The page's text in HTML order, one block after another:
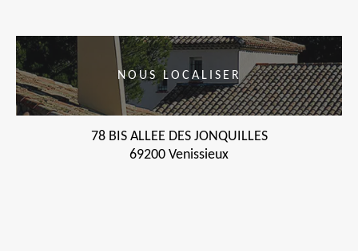
NOUS LOCALISER
78 BIS ALLEE DES JONQUILLES
69200 Venissieux